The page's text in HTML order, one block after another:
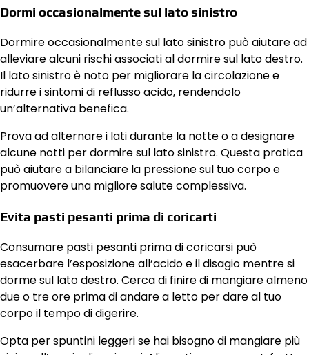
Dormi occasionalmente sul lato sinistro
Dormire occasionalmente sul lato sinistro può aiutare ad
alleviare alcuni rischi associati al dormire sul lato destro.
Il lato sinistro è noto per migliorare la circolazione e
ridurre i sintomi di reflusso acido, rendendolo
un’alternativa benefica.
Prova ad alternare i lati durante la notte o a designare
alcune notti per dormire sul lato sinistro. Questa pratica
può aiutare a bilanciare la pressione sul tuo corpo e
promuovere una migliore salute complessiva.
Evita pasti pesanti prima di coricarti
Consumare pasti pesanti prima di coricarsi può
esacerbare l’esposizione all’acido e il disagio mentre si
dorme sul lato destro. Cerca di finire di mangiare almeno
due o tre ore prima di andare a letto per dare al tuo
corpo il tempo di digerire.
Opta per spuntini leggeri se hai bisogno di mangiare più